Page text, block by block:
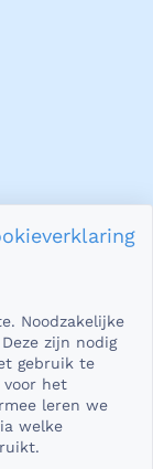
En dat
Daar kun je
Noodzakelijke
zijn nodig
gebruik te
voor het
leren we
welke